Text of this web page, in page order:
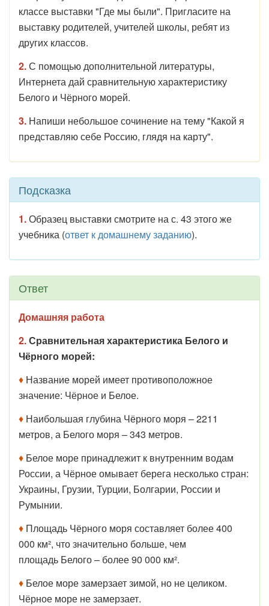
классе выставки "Где мы были". Пригласите на
выставку родителей, учителей школы, ребят из
других классов.
2.С помощью дополнительной литературы,
Интернета дай сравнительную характеристику
Белого и Чёрного морей.
3. Напиши небольшое сочинение на тему "Какой я
представляю себе Россию, глядя на карту".
Подсказка
1.Образец выставки смотрите на с. 43 этого же
учебника (ответ к домашнему заданию).
Ответ
Домашняя работа
2.Сравнительная характеристика Белого и
Чёрного морей:
♦ Название морей имеет противоположное
значение: Чёрное и Белое.
♦ Наибольшая глубина Чёрного моря – 2211
метров, а Белого моря – 343 метров.
♦ Белое море принадлежит к внутренним водам
России, а Чёрное омывает берега несколько стран:
Украины, Грузии, Турции, Болгарии, России и
Румынии.
♦ Площадь Чёрного моря составляет более 400
000 км², что значительно больше, чем
площадь Белого – более 90 000 км².
♦ Белое море замерзает зимой, но не целиком.
Чёрное море не замерзает.